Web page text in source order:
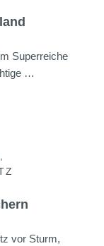
Superreiche
…
vor Sturm,